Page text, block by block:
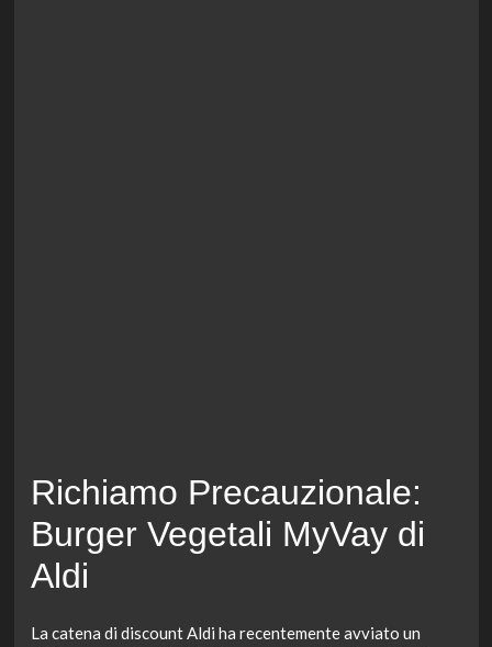
Richiamo Precauzionale:
Burger Vegetali MyVay di
Aldi
La catena di discount Aldi ha recentemente avviato un